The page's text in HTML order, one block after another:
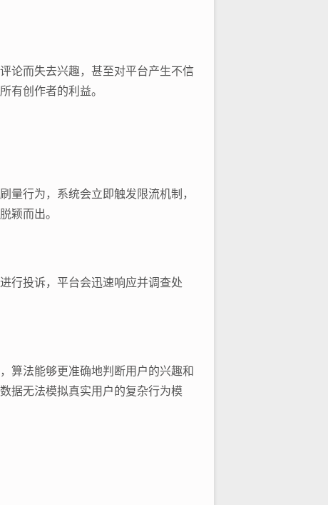
论而失去兴趣，甚至对平台产生不信
有创作者的利益。
行为，系统会立即触发限流机制，
颖而出。
行投诉，平台会迅速响应并调查处
算法能够更准确地判断用户的兴趣和
据无法模拟真实用户的复杂行为模